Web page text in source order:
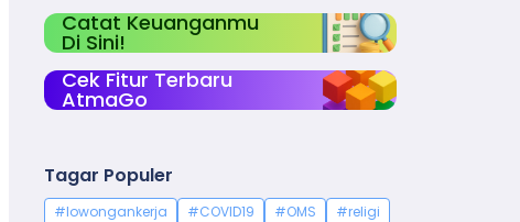
Catat Keuanganmu
Di Sini!
Cek Fitur Terbaru
AtmaGo
Tagar Populer
#lowongankerja #COVID19 #OMS
#religi